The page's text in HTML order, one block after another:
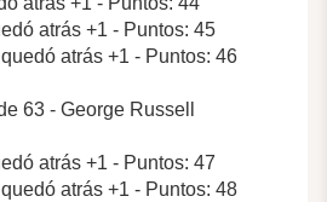
atrás +1 - Puntos: 45
atrás +1 - Puntos: 46
63 - George Russell
atrás +1 - Puntos: 47
atrás +1 - Puntos: 48